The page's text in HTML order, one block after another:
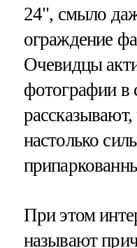
24", смыло
ограждение
Очевидцы
фотографии в
настолько
При этом
называют